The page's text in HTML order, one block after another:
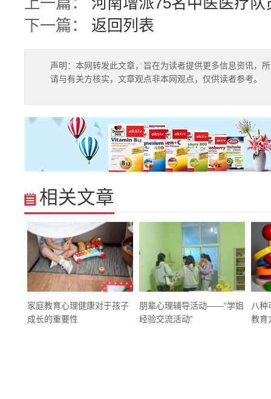
下一篇： 返回列表
声明：本网转发此文章，旨在为读者提供更多信息资讯，
请与有关方核实，文章观点非本网观点，仅供读者参考。
相关文章
家庭教育心理健康对于孩子
成长的重要性
朋辈心理辅导活动——“学姐
经验交流活动”
八种
教育